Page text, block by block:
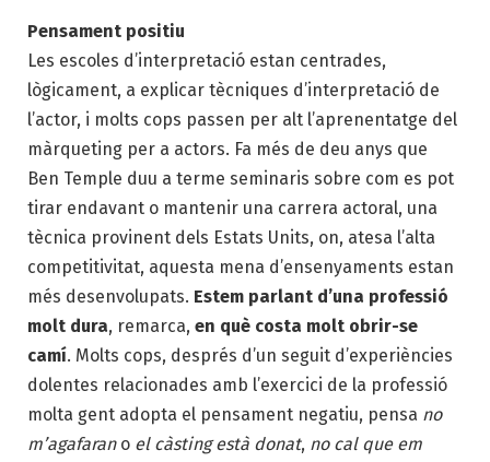
Pensament positiu
Les escoles d’interpretació estan centrades,
lògicament, a explicar tècniques d’interpretació de
l’actor, i molts cops passen per alt l’aprenentatge del
màrqueting per a actors. Fa més de deu anys que
Ben Temple duu a terme seminaris sobre com es pot
tirar endavant o mantenir una carrera actoral, una
tècnica provinent dels Estats Units, on, atesa l’alta
competitivitat, aquesta mena d’ensenyaments estan
més desenvolupats. Estem parlant d’una professió
molt dura, remarca, en què costa molt obrir-se
camí. Molts cops, després d’un seguit d’experiències
dolentes relacionades amb l’exercici de la professió
molta gent adopta el pensament negatiu, pensa no
m’agafarano el càsting està donat, no cal que em